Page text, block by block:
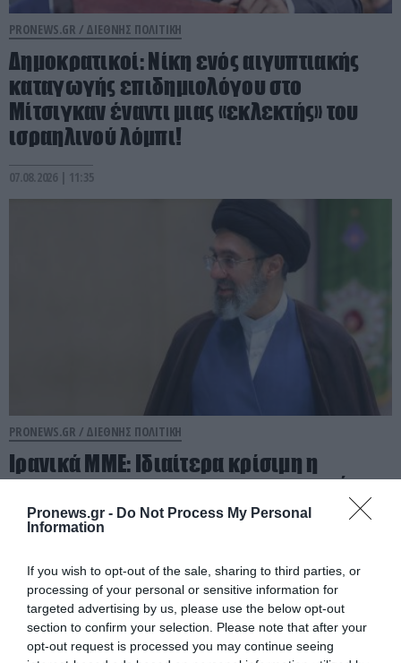
Pronews.gr - Do Not Process My Personal
Information
If you wish to opt-out of the sale, sharing to third parties, or
processing of your personal or sensitive information for
targeted advertising by us, please use the below opt-out
section to confirm your selection. Please note that after your
opt-out request is processed you may continue seeing
PRONEWS.GR / ΔΙΕΘΝΗΣ ΠΟΛΙΤΙΚΗ
Δημοκρατικοί: Νίκη ενός αιγυπτιακής
καταγωγής επιδημιολόγου στο
Μίτσιγκαν έναντι μιας «εκλεκτής» του
ισραηλινού λόμπι!
07.08.2026 | 11:35
PRONEWS.GR / ΔΙΕΘΝΗΣ ΠΟΛΙΤΙΚΗ
Ιρανικά ΜΜΕ: Ιδιαίτερα κρίσιμη η
κατάσταση της υγείας του Μ.Χαμενεΐ –
«Μπορεί να πεθάνει από μέρα σε μέρα»